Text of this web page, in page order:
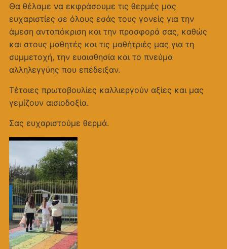
Θα θέλαμε να εκφράσουμε τις θερμές μας
ευχαριστίες σε όλους εσάς τους γονείς για την
άμεση ανταπόκριση και την προσφορά σας, καθώς
και στους μαθητές και τις μαθήτριές μας για τη
συμμετοχή, την ευαισθησία και το πνεύμα
αλληλεγγύης που επέδειξαν.
Τέτοιες πρωτοβουλίες καλλιεργούν αξίες και μας
γεμίζουν αισιοδοξία.
Σας ευχαριστούμε θερμά.